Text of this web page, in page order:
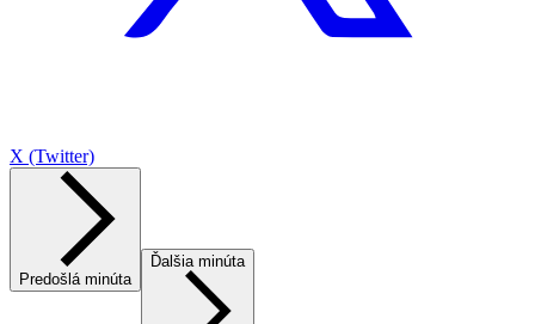
X (Twitter)
Predošlá minúta
Ďalšia minúta